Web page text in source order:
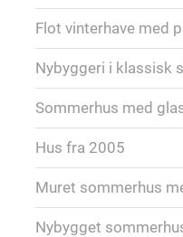
Flot vinterhave med
Nybyggeri i klassisk
Sommerhus med
Hus fra 2005
Muret sommerhus
Nybygget